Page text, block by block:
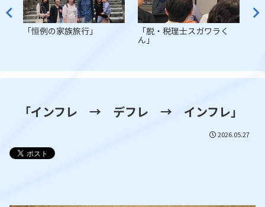
「恒例の家族旅行」 「脱・税理士スガワラく
ん」
「インフレ → デフレ → インフレ」
2026.05.27